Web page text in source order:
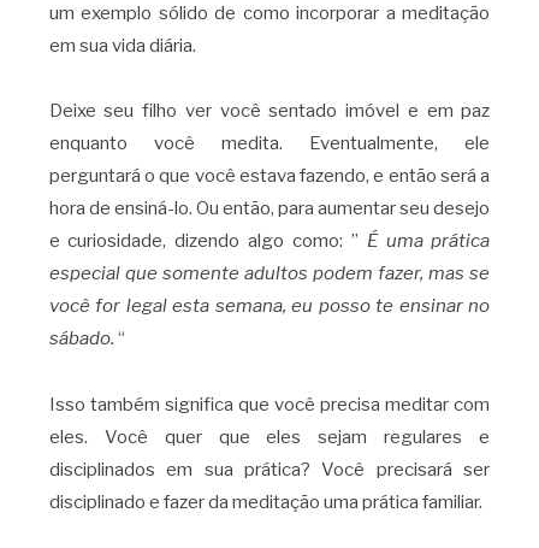
um exemplo sólido de como incorporar a meditação
em sua vida diária.
Deixe seu filho ver você sentado imóvel e em paz
enquanto você medita. Eventualmente, ele
perguntará o que você estava fazendo, e então será a
hora de ensiná-lo. Ou então, para aumentar seu desejo
e curiosidade, dizendo algo como: ” É uma prática
especial que somente adultos podem fazer, mas se
você for legal esta semana, eu posso te ensinar no
sábado. “
Isso também significa que você precisa meditar com
eles. Você quer que eles sejam regulares e
disciplinados em sua prática? Você precisará ser
disciplinado e fazer da meditação uma prática familiar.